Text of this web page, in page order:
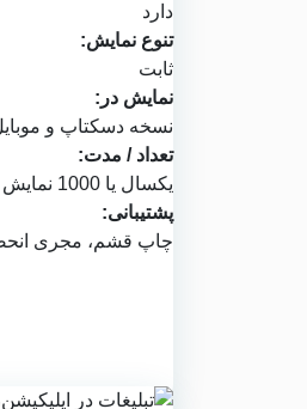
دارد
تنوع نمایش:
ثابت
نمایش در:
نسخه دسکتاپ و
تعداد / مدت:
یکسال یا 1000 نمایش
پشتیبانی:
چاپ قشم، مجری